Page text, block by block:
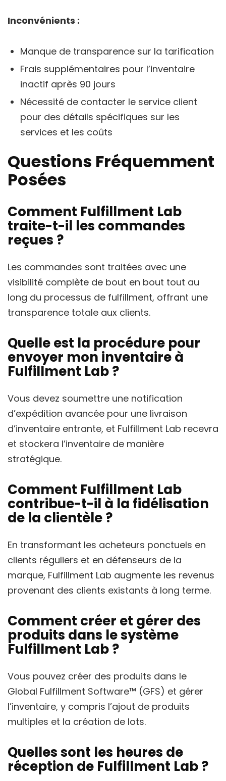
Inconvénients :
Manque de transparence sur la tarification
Frais supplémentaires pour l’inventaire
inactif après 90 jours
Nécessité de contacter le service client
pour des détails spécifiques sur les
services et les coûts
Questions Fréquemment
Posées
Comment Fulfillment Lab
traite-t-il les commandes
reçues ?
Les commandes sont traitées avec une
visibilité complète de bout en bout tout au
long du processus de fulfillment, offrant une
transparence totale aux clients.
Quelle est la procédure pour
envoyer mon inventaire à
Fulfillment Lab ?
Vous devez soumettre une notification
d’expédition avancée pour une livraison
d’inventaire entrante, et Fulfillment Lab recevra
et stockera l’inventaire de manière
stratégique.
Comment Fulfillment Lab
contribue-t-il à la fidélisation
de la clientèle ?
En transformant les acheteurs ponctuels en
clients réguliers et en défenseurs de la
marque, Fulfillment Lab augmente les revenus
provenant des clients existants à long terme.
Comment créer et gérer des
produits dans le système
Fulfillment Lab ?
Vous pouvez créer des produits dans le
Global Fulfillment Software™ (GFS) et gérer
l’inventaire, y compris l’ajout de produits
multiples et la création de lots.
Quelles sont les heures de
réception de Fulfillment Lab ?